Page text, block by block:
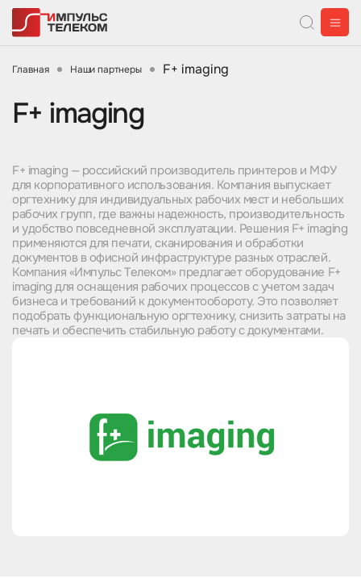
Главная Наши партнеры F+ imaging
F+ imaging
F+ imaging — российский производитель принтеров и МФУ
для корпоративного использования. Компания выпускает
оргтехнику для индивидуальных рабочих мест и небольших
рабочих групп, где важны надежность, производительность
и удобство повседневной эксплуатации. Решения F+ imaging
применяются для печати, сканирования и обработки
документов в офисной инфраструктуре разных отраслей.
Компания «Импульс Телеком» предлагает оборудование F+
imaging для оснащения рабочих процессов с учетом задач
бизнеса и требований к документообороту. Это позволяет
подобрать функциональную оргтехнику, снизить затраты на
печать и обеспечить стабильную работу с документами.